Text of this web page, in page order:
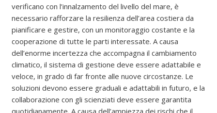
verificano con l’innalzamento del livello del mare, è
necessario rafforzare la resilienza dell’area costiera da
pianificare e gestire, con un monitoraggio costante e la
cooperazione di tutte le parti interessate. A causa
dell’enorme incertezza che accompagna il cambiamento
climatico, il sistema di gestione deve essere adattabile e
veloce, in grado di far fronte alle nuove circostanze. Le
soluzioni devono essere graduali e adattabili in futuro, e la
collaborazione con gli scienziati deve essere garantita
quotidianamente. A causa dell’ampiezza dei rischi che il